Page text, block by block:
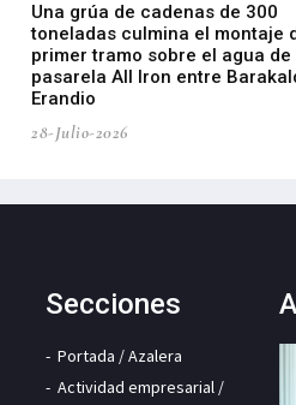
Una grúa de cadenas de 300
toneladas culmina el montaje
primer tramo sobre el agua de
pasarela All Iron entre
Erandio
28-Julio-2026
Secciones
Portada / Azalera
Actividad empresarial /